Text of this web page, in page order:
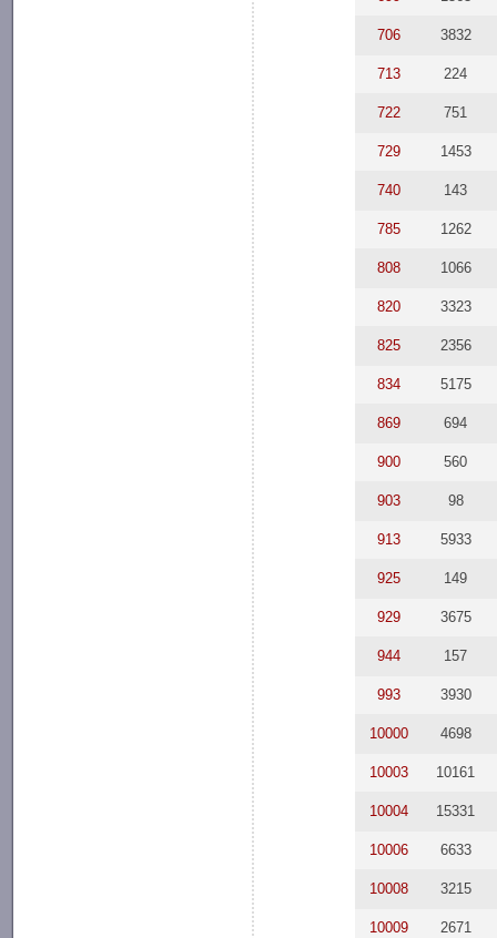
706 3832
713 224
722 751
729 1453
740 143
785 1262
808 1066
820 3323
825 2356
834 5175
869 694
900 560
903 98
913 5933
925 149
929 3675
944 157
993 3930
10000 4698
10003 10161
10004 15331
10006 6633
10008 3215
10009 2671